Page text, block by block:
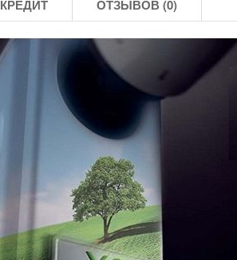
КРЕДИТ ОТЗЫВОВ (0)